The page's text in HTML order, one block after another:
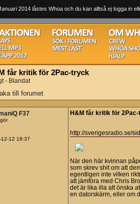
2014 låstes Whoa och du kan alltså ej logga in
får kritik för 2Pac-tryck
- Blandat
till forumet
F37
12-12 18:37
H&M får kritik för
http://sverigesradio.se/
När den här kvinnan
som skrev shit om att
egentligen inte vilken
att jämföra med Chris
det är lika illa att önska
en datorskärm, eller om